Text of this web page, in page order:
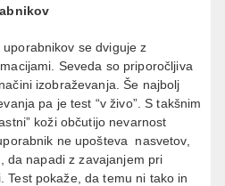
se dviguje z
Seveda so priporočljiva
izobraževanja. Še najbolj
pa je test “v živo”. S takšnim
koži občutijo nevarnost
ne upošteva nasvetov,
da napadi z zavajanjem pri
Test pokaže, da temu ni tako in